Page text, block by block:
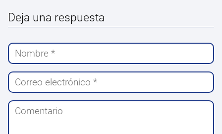
Deja una respuesta